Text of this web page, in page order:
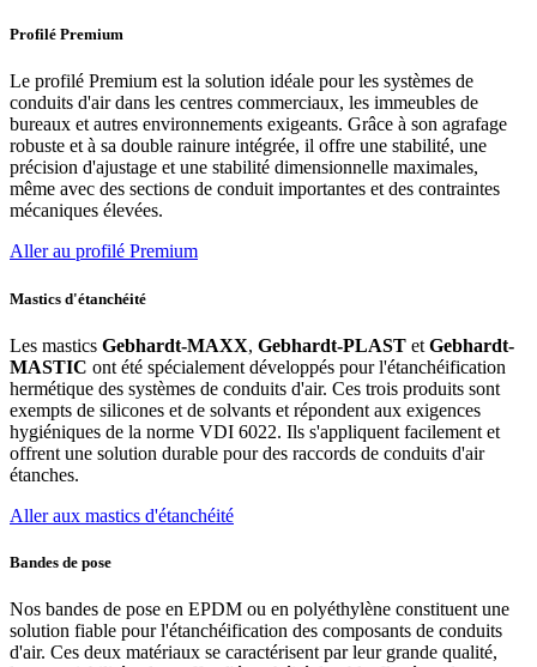
Profilé Premium
Le profilé Premium est la solution idéale pour les systèmes de
conduits d'air dans les centres commerciaux, les immeubles de
bureaux et autres environnements exigeants. Grâce à son agrafage
robuste et à sa double rainure intégrée, il offre une stabilité, une
précision d'ajustage et une stabilité dimensionnelle maximales,
même avec des sections de conduit importantes et des contraintes
mécaniques élevées.
Aller au profilé Premium
Mastics d'étanchéité
Les mastics Gebhardt-MAXX, Gebhardt-PLAST et Gebhardt-
MASTIC ont été spécialement développés pour l'étanchéification
hermétique des systèmes de conduits d'air. Ces trois produits sont
exempts de silicones et de solvants et répondent aux exigences
hygiéniques de la norme VDI 6022. Ils s'appliquent facilement et
offrent une solution durable pour des raccords de conduits d'air
étanches.
Aller aux mastics d'étanchéité
Bandes de pose
Nos bandes de pose en EPDM ou en polyéthylène constituent une
solution fiable pour l'étanchéification des composants de conduits
d'air. Ces deux matériaux se caractérisent par leur grande qualité,